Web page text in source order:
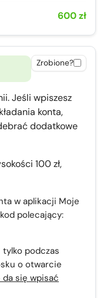
600 zł
Zrobione?
Jeśli wpiszesz
konta,
dodatkowe
100 zł,
w aplikacji Moje
polecający:
podczas
o otwarcie
da się wpisać